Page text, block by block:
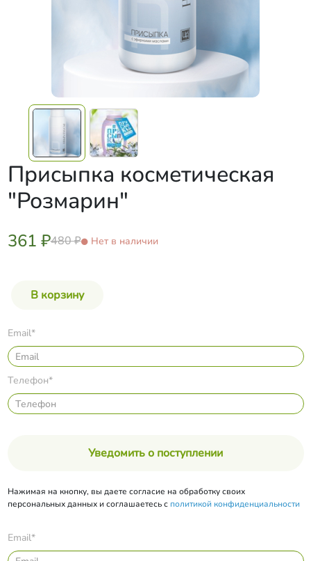
Присыпка косметическая
"Розмарин"
361 ₽480 ₽ Нет в наличии
Email*
Телефон*
Уведомить о поступлении
Нажимая на кнопку, вы даете согласие на обработку своих
персональных данных и соглашаетесь с политикой конфиденциальности
Email*